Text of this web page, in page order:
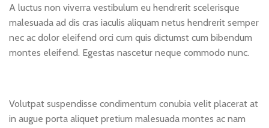
A luctus non viverra vestibulum eu hendrerit scelerisque
malesuada ad dis cras iaculis aliquam netus hendrerit semper
nec ac dolor eleifend orci cum quis dictumst cum bibendum
montes eleifend. Egestas nascetur neque commodo nunc.
Volutpat suspendisse condimentum conubia velit placerat at
in augue porta aliquet pretium malesuada montes ac nam